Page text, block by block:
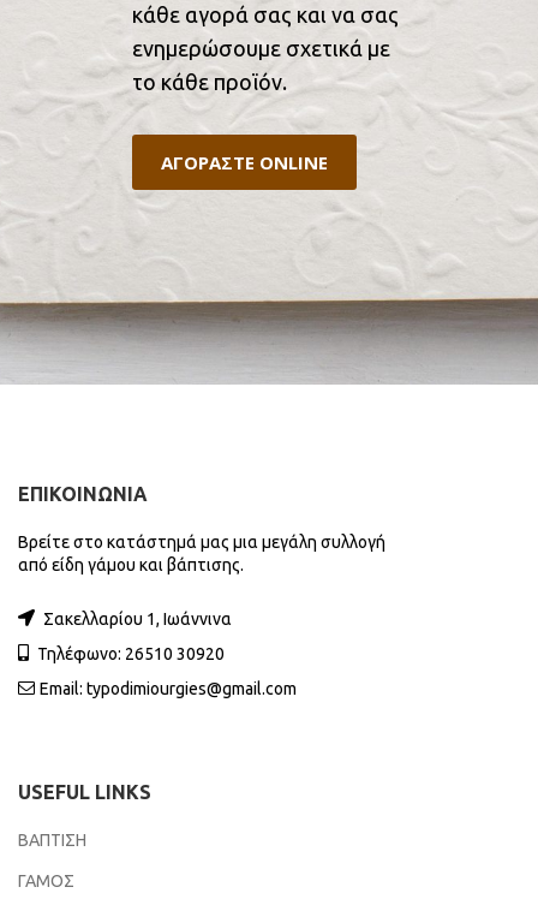
κάθε αγορά σας και να σας
ενημερώσουμε σχετικά με
το κάθε προϊόν.
ΑΓΟΡΑΣΤΕ ONLINE
ΕΠΙΚΟΙΝΩΝΙΑ
Βρείτε στο κατάστημά μας μια μεγάλη συλλογή
από είδη γάμου και βάπτισης.
Σακελλαρίου 1, Ιωάννινα
Τηλέφωνο: 26510 30920
Email: typodimiourgies@gmail.com
USEFUL LINKS
ΒΑΠΤΙΣΗ
ΓΑΜΟΣ